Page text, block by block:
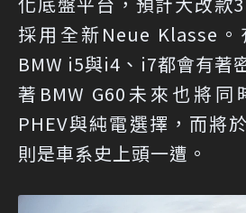
採用全新Neue Klasse
BMW i5與i4、i7都會有著
著BMW G60未來也將同
PHEV與純電選擇，而將
則是車系史上頭一遭。